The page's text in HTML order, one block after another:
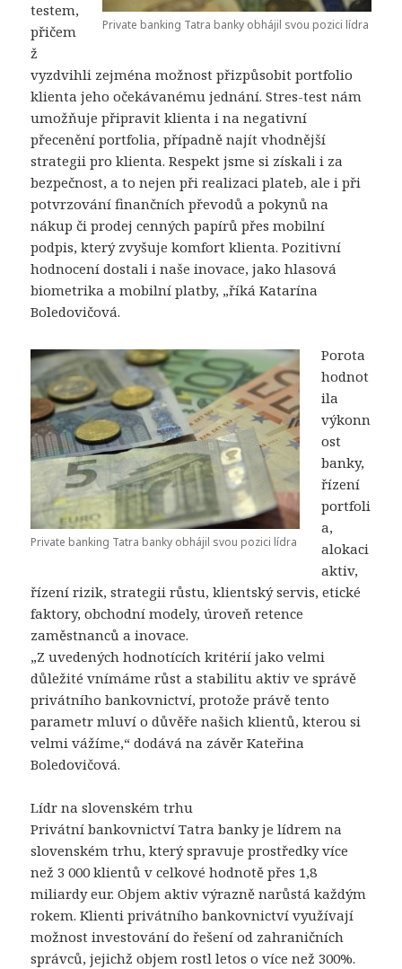
Private banking Tatra banky obhájil svou pozici lídra
testem,
přičem
ž
vyzdvihli zejména možnost přizpůsobit portfolio
klienta jeho očekávanému jednání. Stres-test nám
umožňuje připravit klienta i na negativní
přecenění portfolia, případně najít vhodnější
strategii pro klienta. Respekt jsme si získali i za
bezpečnost, a to nejen při realizaci plateb, ale i při
potvrzování finančních převodů a pokynů na
nákup či prodej cenných papírů přes mobilní
podpis, který zvyšuje komfort klienta. Pozitivní
hodnocení dostali i naše inovace, jako hlasová
biometrika a mobilní platby, „říká Katarína
Boledovičová.
Private banking Tatra banky obhájil svou pozici lídra
Porota
hodnot
ila
výkonn
ost
banky,
řízení
portfoli
a,
alokaci
aktiv,
řízení rizik, strategii růstu, klientský servis, etické
faktory, obchodní modely, úroveň retence
zaměstnanců a inovace.
„Z uvedených hodnotících kritérií jako velmi
důležité vnímáme růst a stabilitu aktiv ve správě
privátního bankovnictví, protože právě tento
parametr mluví o důvěře našich klientů, kterou si
velmi vážíme,“ dodává na závěr Kateřina
Boledovičová.
Lídr na slovenském trhu
Privátní bankovnictví Tatra banky je lídrem na
slovenském trhu, který spravuje prostředky více
než 3 000 klientů v celkové hodnotě přes 1,8
miliardy eur. Objem aktiv výrazně narůstá každým
rokem. Klienti privátního bankovnictví využívají
možnost investování do řešení od zahraničních
správců, jejichž objem rostl letos o více než 300%.